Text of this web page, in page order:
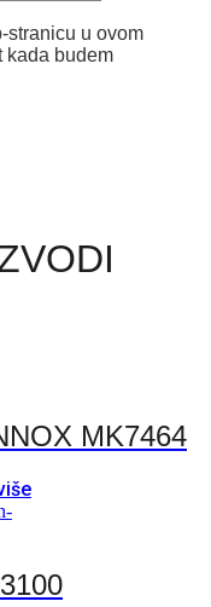
stranicu u ovom
kada budem
MK7464